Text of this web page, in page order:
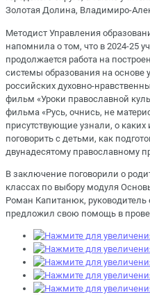
Золотая Долина, Владимиро-
Методист Управления
напомнила о том, что в 2024-25
продолжается работа на
системы образования на основе
российских духовно-
фильм «Уроки православной
фильма «Русь, очнись, не
присутствующие узнали, о
поговорить с детьми, как
двунадесятому православному
В заключение поговорили о
классах по выбору модуля
Роман Капитанюк, руководитель
предложил свою помощь в